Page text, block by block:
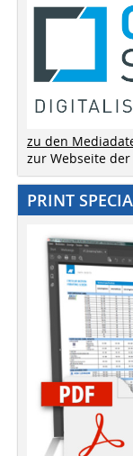
zu den
zur Webseite der
PRINT